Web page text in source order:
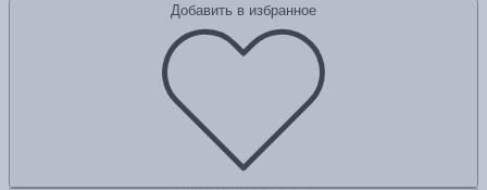
Добавить в избранное